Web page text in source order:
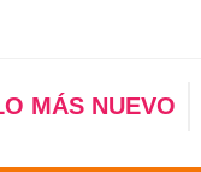
MÁS NUEVO